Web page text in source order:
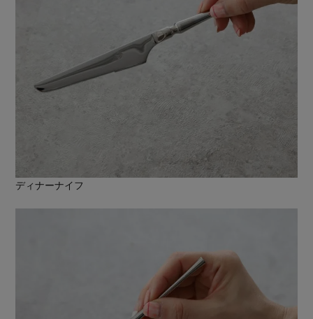
ディナーナイフ